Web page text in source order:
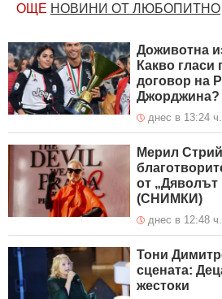
ОЩЕ НОВИНИ ОТ ЛЮБОПИТНО
Доживотна
Какво гласи
договор на
Джорджина?
днес в 13:24 ч.
Мерил
от „Дяволът
(СНИМКИ)
днес в 12:48 ч.
Тони
сцената:
жестоки